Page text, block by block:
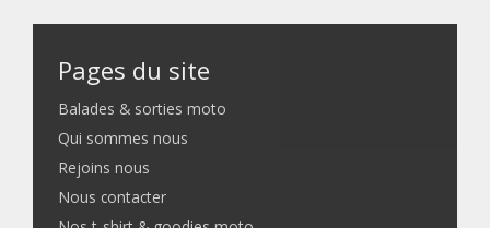
Pages du site
Balades & sorties moto
Qui sommes nous
Rejoins nous
Nous contacter